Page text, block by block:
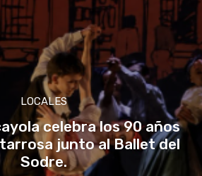
LOCALES
celebra los 90 años
junto al Ballet del
Sodre.